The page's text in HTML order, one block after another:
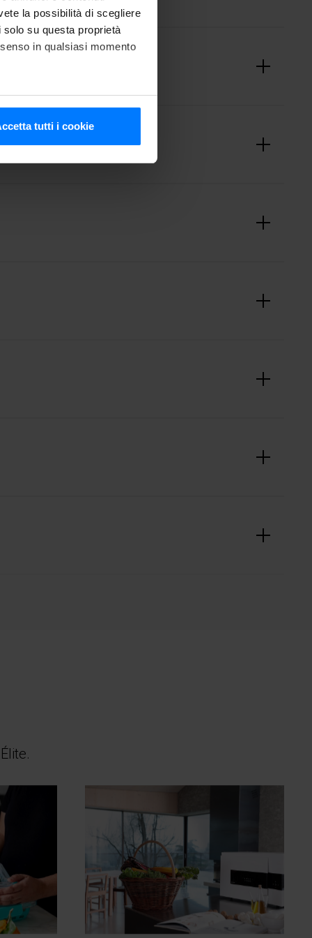
la possibilità di scegliere
su questa proprietà
in qualsiasi momento
(impronte digitali).
occupano di analisi dei
tutti i cookie